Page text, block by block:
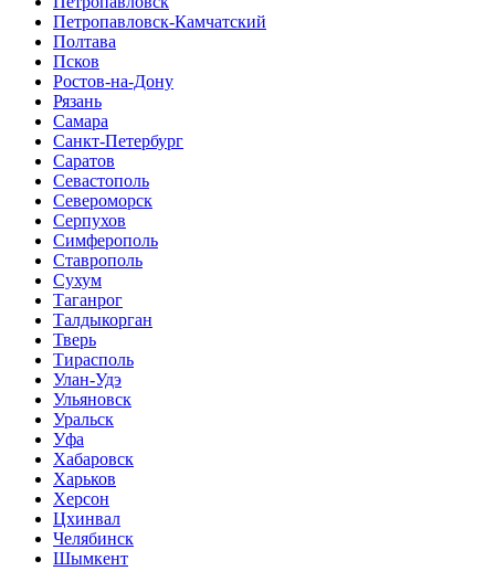
Петропавловск-Камчатский
Полтава
Псков
Ростов-на-Дону
Рязань
Самара
Санкт-Петербург
Саратов
Севастополь
Североморск
Серпухов
Симферополь
Ставрополь
Сухум
Таганрог
Tалдыкорган
Тверь
Тирасполь
Улан-Удэ
Ульяновск
Уральск
Уфа
Хабаровск
Харьков
Херсон
Цхинвал
Челябинск
Шымкент